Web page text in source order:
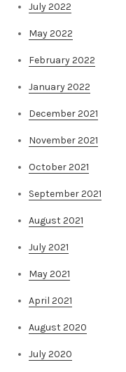
July 2022
May 2022
February 2022
January 2022
December 2021
November 2021
October 2021
September 2021
August 2021
July 2021
May 2021
April 2021
August 2020
July 2020